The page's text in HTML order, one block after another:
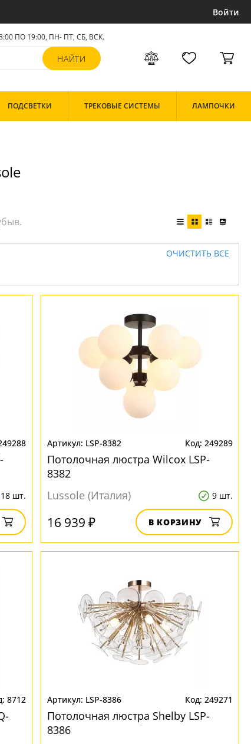
Войти
ПО 19:00, ПН- ПТ, СБ, ВСК.
ПОДСВЕТКИ ТРЕКОВЫЕ СИСТЕМЫ ЛАМПОЧКИ
ОЧИСТИТЬ ВСЕ
18 шт.
LSP-8382 249289
Потолочная люстра Wilcox LSP-
8382
Lussole (Италия)
9 шт.
16 939 ₽ В КОРЗИНУ
8712 LSP-8386 249271
Потолочная люстра Shelby LSP-
8386